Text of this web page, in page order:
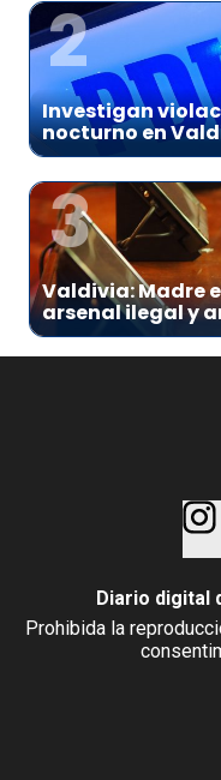
2
Investigan
nocturno en
3
Valdivia: Madre
arsenal ilegal y
Diario digital
Prohibida la